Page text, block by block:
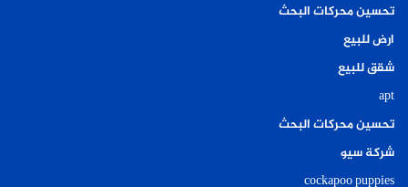
تحسين محركات البحث
ارض للبيع
شقق للبيع
apt
تحسين محركات البحث
شركة سيو
cockapoo puppies